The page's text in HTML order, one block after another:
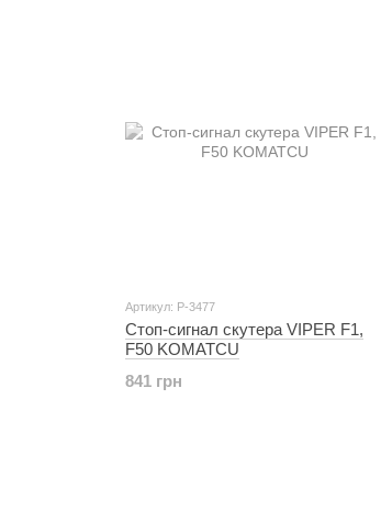
Артикул: P-3477
Стоп-сигнал скутера VIPER F1,
F50 KOMATCU
841 грн